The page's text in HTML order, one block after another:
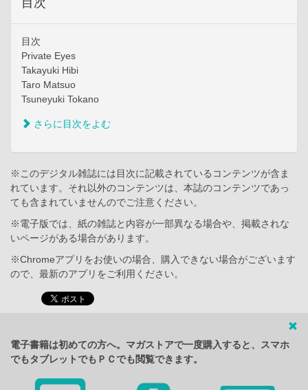
目次
目次
Private Eyes
Takayuki Hibi
Taro Matsuo
Tsuneyuki Tokano
さらに目次をよむ
※このデジタル雑誌には目次に記載されているコンテンツが含ま
れています。それ以外のコンテンツは、本誌のコンテンツであっ
ても含まれていませんのでご注意ください。
※電子版では、紙の雑誌と内容が一部異なる場合や、掲載されな
いページがある場合があります。
※Chromeアプリをお使いの場合、購入できない場合がございます
ので、最新のアプリをご利用ください。
電子書籍は初めての方へ。マガストアで一度購入すると、スマホ
でもタブレットでもＰＣでも閲覧できます。